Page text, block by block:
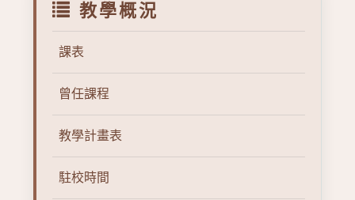
教學概況
課表
曾任課程
教學計畫表
駐校時間